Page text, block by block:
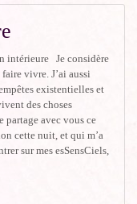
intérieure Je considère
vivre. J’ai aussi
existentielles et
des choses
partage avec vous ce
cette nuit, et qui m’a
sur mes esSensCiels,